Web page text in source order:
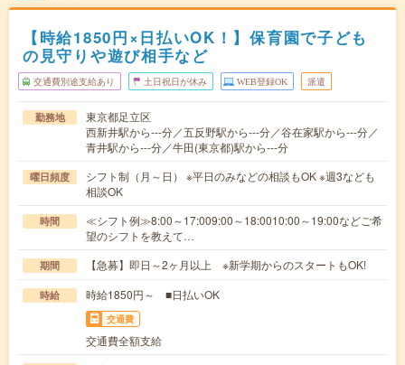
【時給1850円×日払いOK！】保育園で子ども
の見守りや遊び相手など
交通費別途支給あり 土日祝日が休み WEB登録OK 派遣
勤務地
東京都足立区
西新井駅から---分／五反野駅から---分／谷在家駅から---分／
青井駅から---分／牛田(東京都)駅から---分
曜日頻度
シフト制（月～日） ※平日のみなどの相談もOK ※週3なども
相談OK
時間
≪シフト例≫8:00～17:009:00～18:0010:00～19:00などご希
望のシフトを教えて…
期間 【急募】即日～2ヶ月以上 ※新学期からのスタートもOK!
時給 時給1850円～ ■日払いOK
交通費
交通費全額支給